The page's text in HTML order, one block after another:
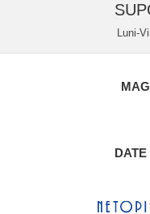
Luni-